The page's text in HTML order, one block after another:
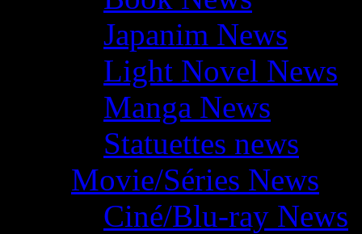
Japanim News
Light Novel News
Manga News
Statuettes news
Movie/Séries News
Ciné/Blu-ray News